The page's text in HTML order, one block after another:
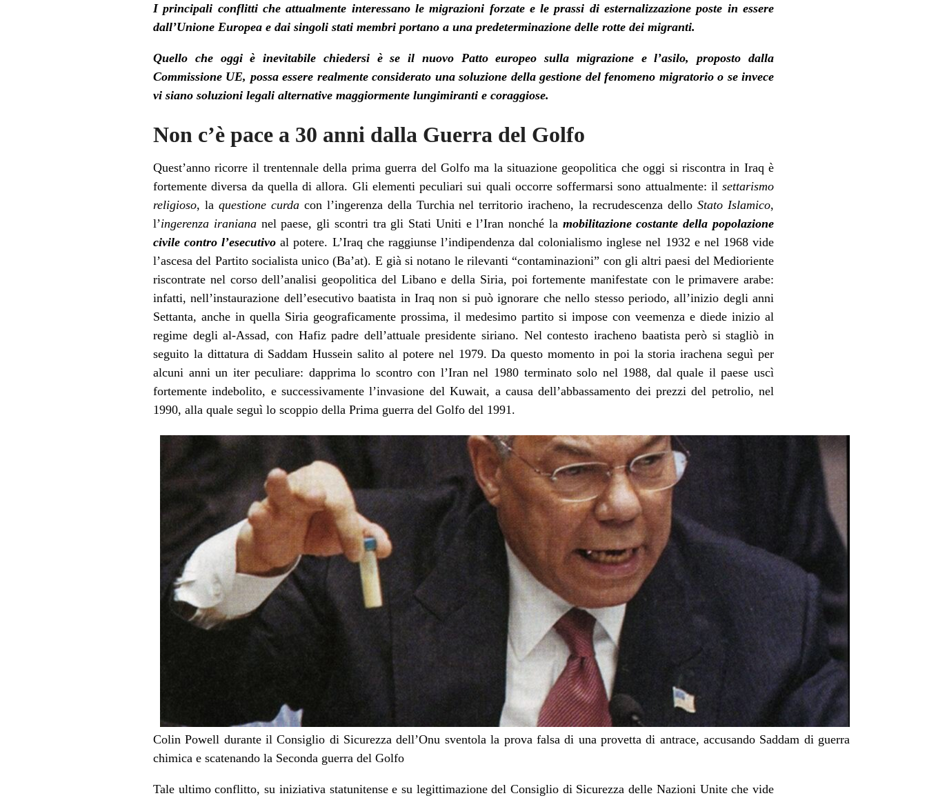
I principali conflitti che attualmente interessano le migrazioni forzate e le prassi di esternalizzazione poste in essere
dall’Unione Europea e dai singoli stati membri portano a una predeterminazione delle rotte dei migranti.
Quello che oggi è inevitabile chiedersi è se il nuovo Patto europeo sulla migrazione e l’asilo, proposto dalla
Commissione UE, possa essere realmente considerato una soluzione della gestione del fenomeno migratorio o se invece
vi siano soluzioni legali alternative maggiormente lungimiranti e coraggiose.
Non c’è pace a 30 anni dalla Guerra del Golfo
Quest’anno ricorre il trentennale della prima guerra del Golfo ma la situazione geopolitica che oggi si riscontra in Iraq è
fortemente diversa da quella di allora. Gli elementi peculiari sui quali occorre soffermarsi sono attualmente: il settarismo
religioso, la questione curdacon l’ingerenza della Turchia nel territorio iracheno, la recrudescenza delloStato Islamico,
l’ingerenza iraniananel paese, gli scontri tra gli Stati Uniti e l’Iran nonché la mobilitazione costante della popolazione
civile contro l’esecutivo al potere. L’Iraq che raggiunse l’indipendenza dal colonialismo inglese nel 1932 e nel 1968 vide
l’ascesa del Partito socialista unico (Ba’at). E già si notano le rilevanti “contaminazioni” con gli altri paesi del Medioriente
riscontrate nel corso dell’analisi geopolitica del Libanoe della Siria, poi fortemente manifestate con le primavere arabe:
infatti, nell’instaurazione dell’esecutivo baatista in Iraq non si può ignorare che nello stesso periodo, all’inizio degli anni
Settanta, anche in quella Siria geograficamente prossima, il medesimo partito si impose con veemenza e diede inizio al
regime degli al-Assad, con Hafiz padre dell’attuale presidente siriano. Nel contesto iracheno baatista però si stagliò in
seguito la dittatura di Saddam Hussein salito al potere nel 1979. Da questo momento in poi la storia irachena seguì per
alcuni anni un iter peculiare: dapprima lo scontro con l’Iran nel 1980 terminato solo nel 1988, dal quale il paese uscì
fortemente indebolito, e successivamente l’invasione del Kuwait, a causa dell’abbassamento dei prezzi del petrolio, nel
1990, alla quale seguì lo scoppio della Prima guerra del Golfo del 1991.
Colin Powell durante il Consiglio di Sicurezza dell’Onu sventola la prova falsa di una provetta di antrace, accusando Saddam di guerra
chimica e scatenando la Seconda guerra del Golfo
Tale ultimo conflitto, su iniziativa statunitense e su legittimazione del Consiglio di Sicurezza delle Nazioni Unite che vide